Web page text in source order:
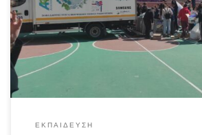
της Ευρώπης «The Green City». Την
τίμησε ο Αντιπεριφερειάρχης Κεντρικού
Στη συνέχεια έγινε ενημέρωση των μαθητών
(διάρκειας […]
ΕΚΠΑΊΔΕΥΣΗ